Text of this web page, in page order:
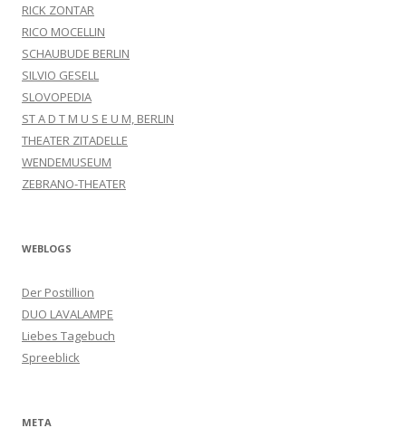
RICK ZONTAR
RICO MOCELLIN
SCHAUBUDE BERLIN
SILVIO GESELL
SLOVOPEDIA
ST A D T M U S E U M, BERLIN
THEATER ZITADELLE
WENDEMUSEUM
ZEBRANO-THEATER
WEBLOGS
Der Postillion
DUO LAVALAMPE
Liebes Tagebuch
Spreeblick
META